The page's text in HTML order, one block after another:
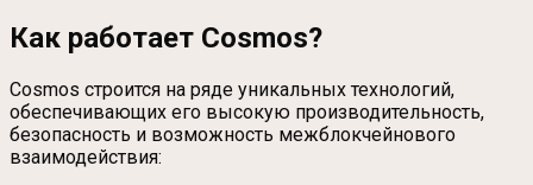
Как работает Cosmos?
Cosmos строится на ряде уникальных технологий,
обеспечивающих его высокую производительность,
безопасность и возможность межблокчейнового
взаимодействия: